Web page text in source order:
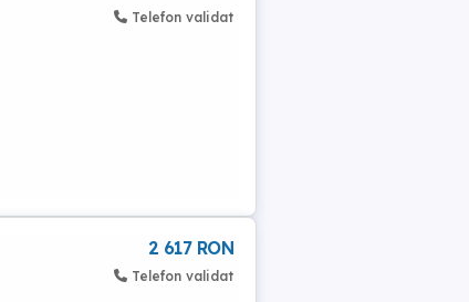
Telefon validat
2 617 RON
Telefon validat